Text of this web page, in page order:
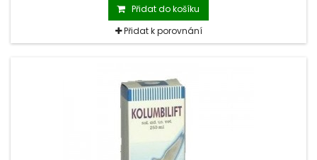
Přidat do košíku
Přidat k porovnání